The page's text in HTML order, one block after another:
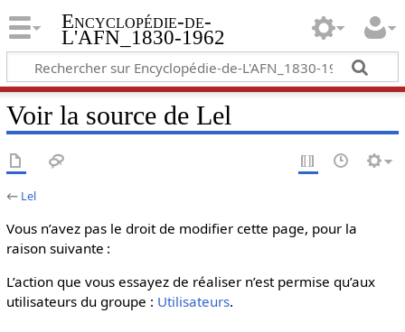
Encyclopédie-de-
L'AFN_1830-1962
Voir la source de Lel
← Lel
Vous n’avez pas le droit de modifier cette page, pour la
raison suivante :
L’action que vous essayez de réaliser n’est permise qu’aux
utilisateurs du groupe : Utilisateurs.